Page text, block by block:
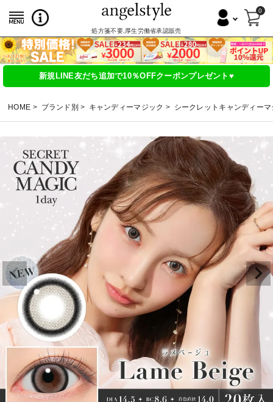
処方箋不要,厚生労働省承認販売
0
新規LINE友だち追加で10％OFFクーポンプレゼント♥
HOME ブランド別 キャンディーマジック シークレットキャンディー